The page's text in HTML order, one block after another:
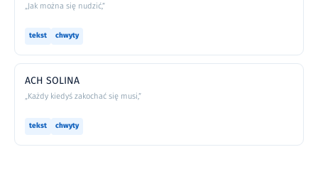
„Jak można się nudzić,”
tekst chwyty
ACH SOLINA
„Każdy kiedyś zakochać się musi,”
tekst chwyty